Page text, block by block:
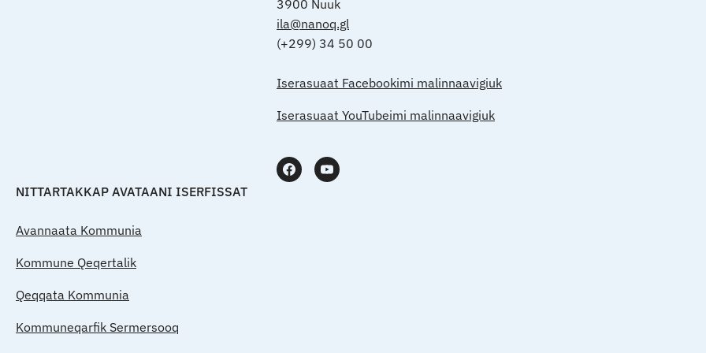
3900 Nuuk
ila@nanoq.gl
(+299) 34 50 00
Iserasuaat Facebookimi malinnaavigiuk
Iserasuaat YouTubeimi malinnaavigiuk
NITTARTAKKAP AVATAANI ISERFISSAT
Avannaata Kommunia
Kommune Qeqertalik
Qeqqata Kommunia
Kommuneqarfik Sermersooq